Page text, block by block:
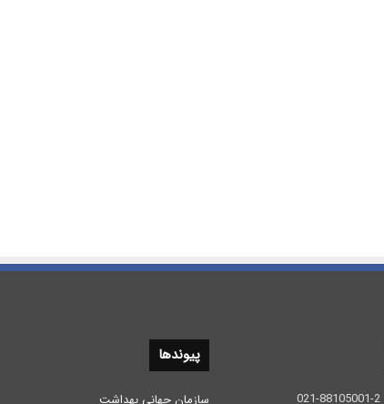
پیوندها
سازمان جهانی بهداشت